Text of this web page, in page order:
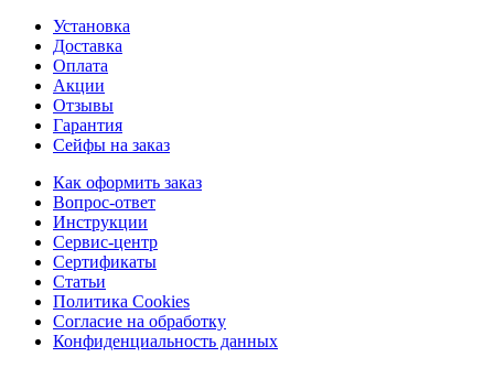
Установка
Доставка
Оплата
Акции
Отзывы
Гарантия
Сейфы на заказ
Как оформить заказ
Вопрос-ответ
Инструкции
Сервис-центр
Сертификаты
Статьи
Политика Cookies
Согласие на обработку
Конфиденциальность данных